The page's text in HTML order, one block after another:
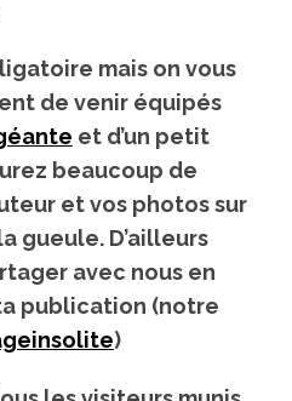
mais on vous
de venir équipés
et d’un petit
beaucoup de
etvos photos sur
gueule.D’ailleurs
avec nous en
publication (notre
)